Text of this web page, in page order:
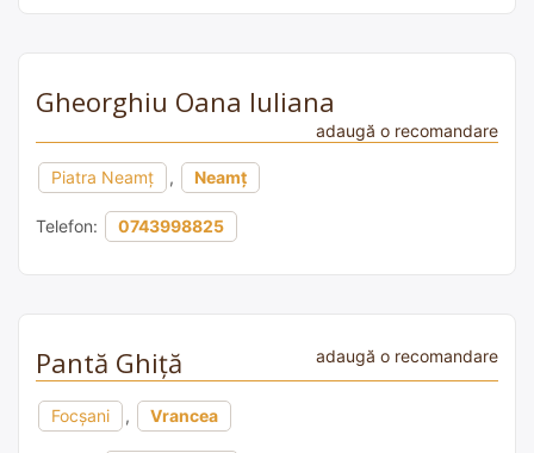
Gheorghiu Oana Iuliana
adaugă o recomandare
Piatra Neamț , Neamț
Telefon: 0743998825
Pantă Ghiță adaugă o recomandare
Focșani , Vrancea